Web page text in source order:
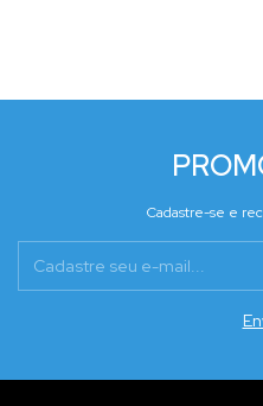
Cadastre-se e